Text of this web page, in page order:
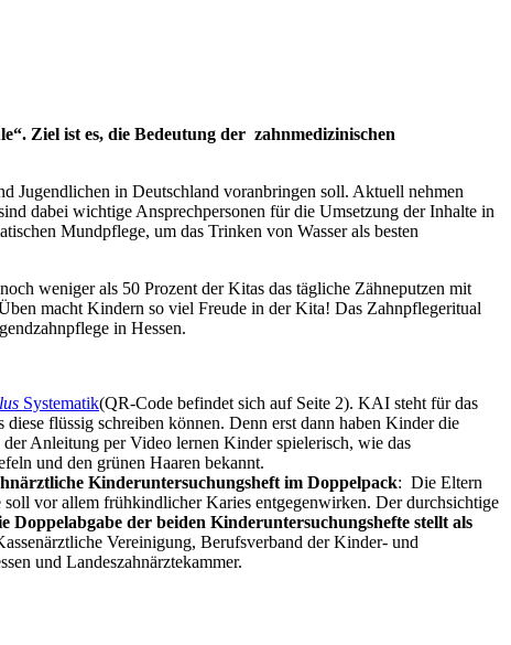
Ziel ist es, die Bedeutung der zahnmedizinischen
Jugendlichen in Deutschland voranbringen soll. Aktuell nehmen
dabei wichtige Ansprechpersonen für die Umsetzung der Inhalte in
Mundpflege, um das Trinken von Wasser als besten
weniger als 50 Prozent der Kitas das tägliche Zähneputzen mit
macht Kindern so viel Freude in der Kita! Das Zahnpflegeritual
in Hessen.
Systematik(QR-Code befindet sich auf Seite 2). KAI steht für das
flüssig schreiben können. Denn erst dann haben Kinder die
Anleitung per Video lernen Kinder spielerisch, wie das
und den grünen Haaren bekannt.
Kinderuntersuchungsheft im Doppelpack: Die Eltern
soll vor allem frühkindlicher Karies entgegenwirken. Der durchsichtige
Doppelabgabe der beiden Kinderuntersuchungshefte stellt als
Vereinigung, Berufsverband der Kinder- und
und Landeszahnärztekammer.